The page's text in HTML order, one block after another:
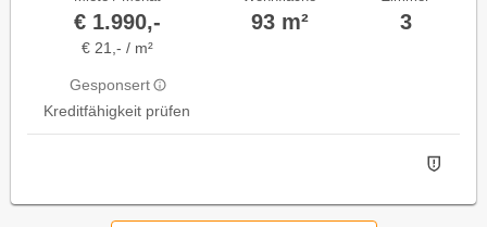
€ 1.990,-
€ 21,- / m²
Gesponsert
Kreditfähigkeit prüfen
93 m² 3